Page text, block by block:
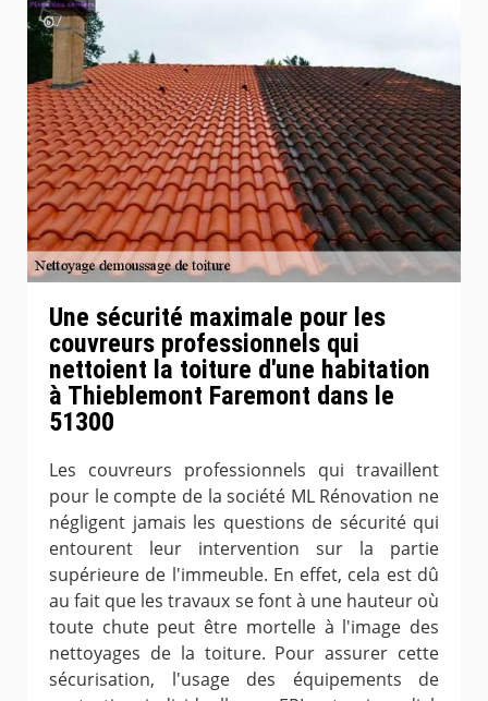
Une sécurité maximale pour les
couvreurs professionnels qui
nettoient la toiture d'une habitation
à Thieblemont Faremont dans le
51300
Les couvreurs professionnels qui travaillent
pour le compte de la société ML Rénovation ne
négligent jamais les questions de sécurité qui
entourent leur intervention sur la partie
supérieure de l'immeuble. En effet, cela est dû
au fait que les travaux se font à une hauteur où
toute chute peut être mortelle à l'image des
nettoyages de la toiture. Pour assurer cette
sécurisation, l'usage des équipements de